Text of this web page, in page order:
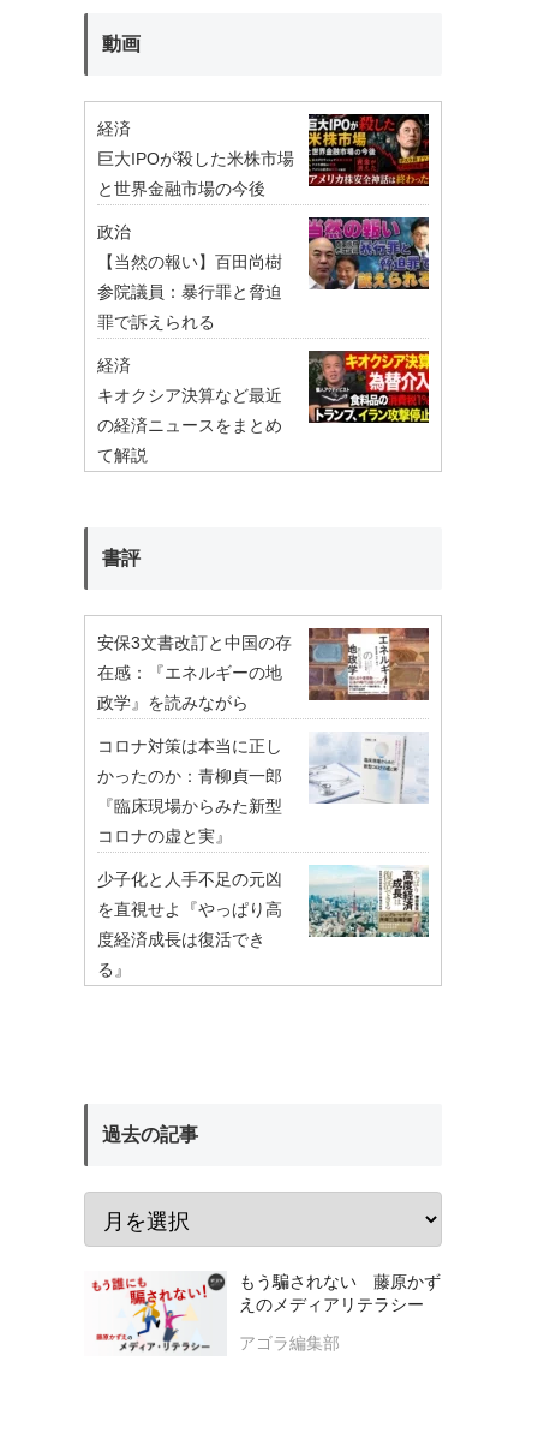
動画
経済
巨大IPOが殺した米株市場
と世界金融市場の今後
政治
【当然の報い】百田尚樹
参院議員：暴行罪と脅迫
罪で訴えられる
経済
キオクシア決算など最近
の経済ニュースをまとめ
て解説
書評
安保3文書改訂と中国の存
在感：『エネルギーの地
政学』を読みながら
コロナ対策は本当に正し
かったのか：青柳貞一郎
『臨床現場からみた新型
コロナの虚と実』
少子化と人手不足の元凶
を直視せよ『やっぱり高
度経済成長は復活でき
る』
過去の記事
もう騙されない 藤原かず
えのメディアリテラシー
アゴラ編集部